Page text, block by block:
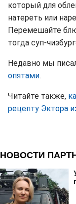
который для
натереть или
Перемешайте
тогда суп-
Недавно мы
опятами.
Читайте также,
рецепту Эктора